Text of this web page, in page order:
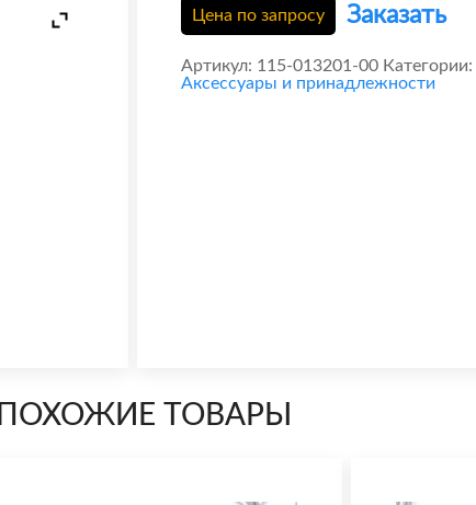
Цена по запросу Заказать
Артикул: 115-013201-00 Категории:
Аксессуары и принадлежности
ПОХОЖИЕ ТОВАРЫ